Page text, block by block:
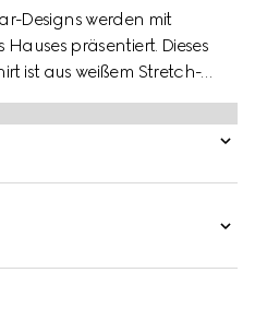
Designs werden mit
präsentiert. Dieses
ist aus weißem Stretch-
mit einer Doppel G Stickerei